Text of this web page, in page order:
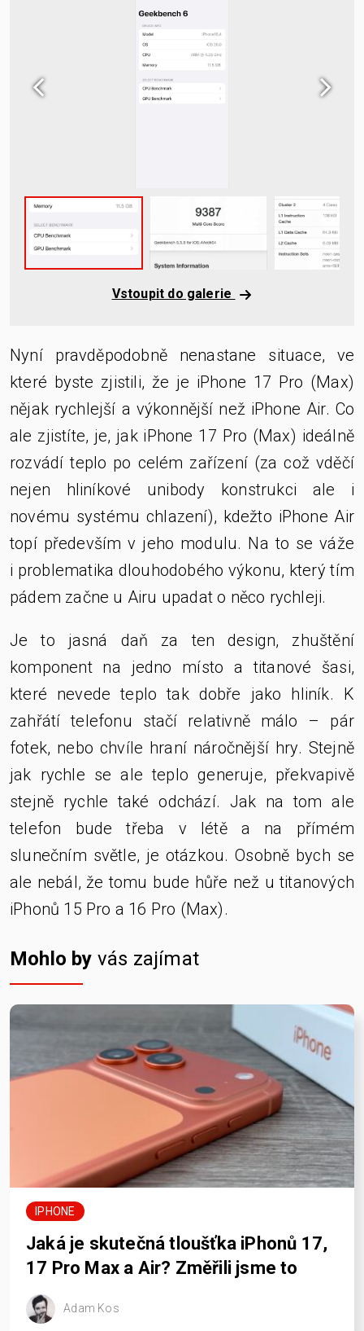
Vstoupit do galerie
Nyní pravděpodobně nenastane situace, ve
které byste zjistili, že je iPhone 17 Pro (Max)
nějak rychlejší a výkonnější než iPhone Air. Co
ale zjistíte, je, jak iPhone 17 Pro (Max) ideálně
rozvádí teplo po celém zařízení (za což vděčí
nejen hliníkové unibody konstrukci ale i
novému systému chlazení), kdežto iPhone Air
topí především v jeho modulu. Na to se váže
i problematika dlouhodobého výkonu, který tím
pádem začne u Airu upadat o něco rychleji.
Je to jasná daň za ten design, zhuštění
komponent na jedno místo a titanové šasi,
které nevede teplo tak dobře jako hliník. K
zahřátí telefonu stačí relativně málo – pár
fotek, nebo chvíle hraní náročnější hry. Stejně
jak rychle se ale teplo generuje, překvapivě
stejně rychle také odchází. Jak na tom ale
telefon bude třeba v létě a na přímém
slunečním světle, je otázkou. Osobně bych se
ale nebál, že tomu bude hůře než u titanových
iPhonů 15 Pro a 16 Pro (Max).
Mohlo by vás zajímat
IPHONE
Jaká je skutečná tloušťka iPhonů 17,
17 Pro Max a Air? Změřili jsme to
Adam Kos